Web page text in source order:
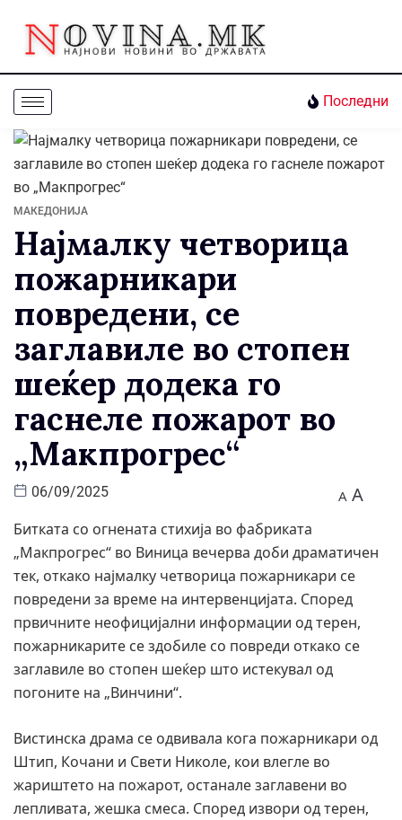
Последни
МАКЕДОНИЈА
Најмалку четворица
пожарникари
повредени, се
заглавиле во стопен
шеќер додека го
гаснеле пожарот во
„Макпрогрес“
06/09/2025 A A
Битката со огнената стихија во фабриката
„Макпрогрес“ во Виница вечерва доби драматичен
тек, откако најмалку четворица пожарникари се
повредени за време на интервенцијата. Според
првичните неофицијални информации од терен,
пожарникарите се здобиле со повреди откако се
заглавиле во стопен шеќер што истекувал од
погоните на „Винчини“.
Вистинска драма се одвивала кога пожарникари од
Штип, Кочани и Свети Николе, кои влегле во
жариштето на пожарот, останале заглавени во
лепливата, жешка смеса. Според извори од терен,